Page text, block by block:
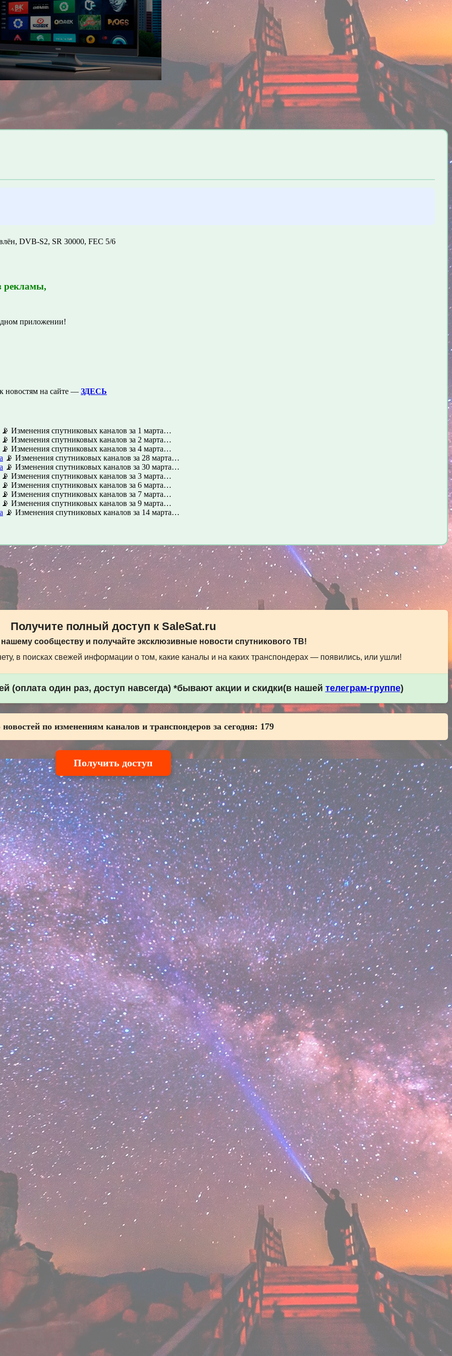
DVB-S2, SR 30000, FEC 5/6
рекламы,
приложении!
новостям на сайте — ЗДЕСЬ
📡 Изменения спутниковых каналов за 1 марта…
📡 Изменения спутниковых каналов за 2 марта…
📡 Изменения спутниковых каналов за 4 марта…
📡 Изменения спутниковых каналов за 28 марта…
📡 Изменения спутниковых каналов за 30 марта…
📡 Изменения спутниковых каналов за 3 марта…
📡 Изменения спутниковых каналов за 6 марта…
📡 Изменения спутниковых каналов за 7 марта…
📡 Изменения спутниковых каналов за 9 марта…
📡 Изменения спутниковых каналов за 14 марта…
Получите полный доступ к SaleSat.ru
сообществу и получайте эксклюзивные новости спутникового ТВ!
в поисках свежей информации о том, какие каналы и на каких транспондерах — появились, или ушли!
(оплата один раз, доступ навсегда) *бывают акции и скидки(в нашей телеграм-группе)
по изменениям каналов и транспондеров за сегодня: 179
Получить доступ